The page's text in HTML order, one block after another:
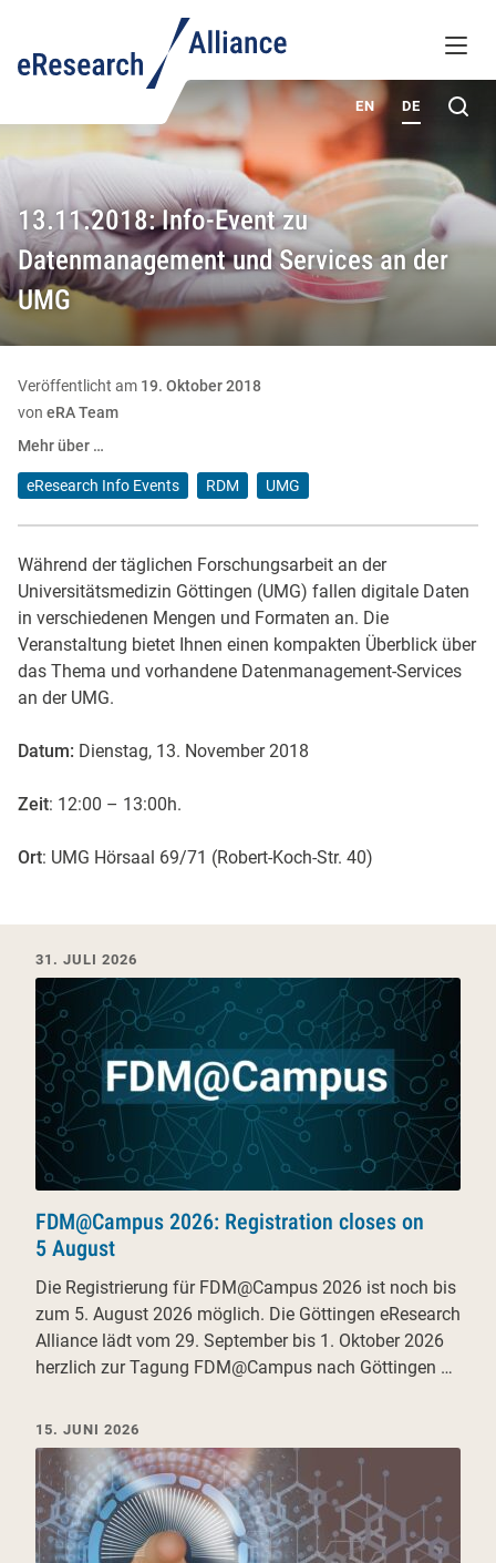
EN DE
MENÜ
ÜBER UNS
13.11.2018: Info-Event zu
Datenmanagement und Services an der
UMG
Veröffentlicht am 19. Oktober 2018
von eRA Team
Mehr über …
eResearch Info Events RDM UMG
Während der täglichen Forschungsarbeit an der
Universitätsmedizin Göttingen (UMG) fallen digitale Daten
in verschiedenen Mengen und Formaten an. Die
Veranstaltung bietet Ihnen einen kompakten Überblick über
das Thema und vorhandene Datenmanagement-Services
an der UMG.
Datum: Dienstag, 13. November 2018
Zeit: 12:00 – 13:00h.
Ort: UMG Hörsaal 69/71 (Robert-Koch-Str. 40)
Neueste News & Events
31. JULI 2026
FDM@Campus 2026: Registration closes on
5 August
Die Registrierung für FDM@Campus 2026 ist noch bis
zum 5. August 2026 möglich. Die Göttingen eResearch
Alliance lädt vom 29. September bis 1. Oktober 2026
herzlich zur Tagung FDM@Campus nach Göttingen …
15. JUNI 2026